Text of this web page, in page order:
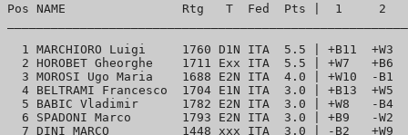
Pos NAME                Rtg   T  Fed  Pts |
1 MARCHIORO Luigi     1760 D1N ITA  5.5 | +B11  +W3
2 HOROBET Gheorghe    1711 Exx ITA  5.5 | +W7   +B6
3 MOROSI Ugo Maria    1688 E2N ITA  4.0 | +W10  -B1
4 BELTRAMI Francesco  1704 E1N ITA  3.0 | +B13  +W5
5 BABIC Vladimir      1782 E2N ITA  3.0 | +W8   -B4
6 SPADONI Marco       1793 E2N ITA  3.0 | +B9   -W2
7 DINI MARCO          1448 xxx ITA  3.0 | -B2   +W9